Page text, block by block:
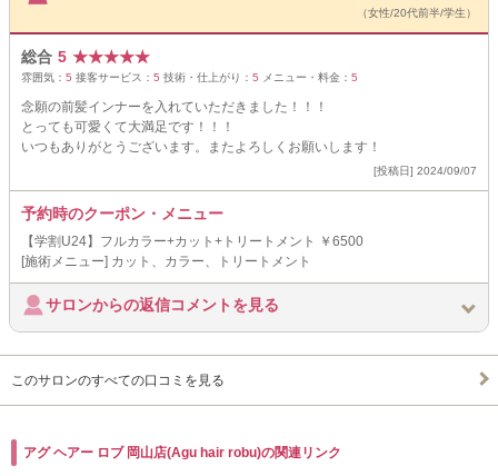
（女性/20代前半/学生）
総合 5 ★★★★★
雰囲気： 5 接客サービス： 5 技術・仕上がり： 5 メニュー・料金： 5
念願の前髪インナーを入れていただきました！！！
とっても可愛くて大満足です！！！
いつもありがとうございます。またよろしくお願いします！
[投稿日] 2024/09/07
予約時のクーポン・メニュー
【学割U24】フルカラー+カット+トリートメント ￥6500
[施術メニュー] カット、カラー、トリートメント
サロンからの返信コメントを見る
このサロンのすべての口コミを見る
アグ ヘアー ロブ 岡山店(Agu hair robu)の関連リンク